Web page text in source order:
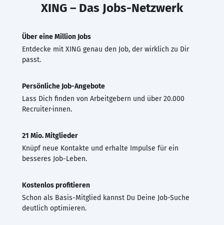
XING – Das Jobs-Netzwerk
Über eine Million Jobs
Entdecke mit XING genau den Job, der wirklich zu Dir
passt.
Persönliche Job-Angebote
Lass Dich finden von Arbeitgebern und über 20.000
Recruiter·innen.
21 Mio. Mitglieder
Knüpf neue Kontakte und erhalte Impulse für ein
besseres Job-Leben.
Kostenlos profitieren
Schon als Basis-Mitglied kannst Du Deine Job-Suche
deutlich optimieren.